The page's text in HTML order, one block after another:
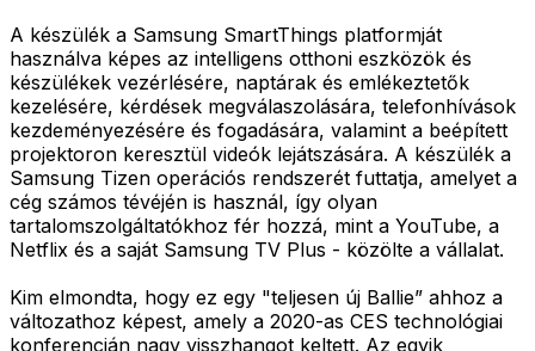
A készülék a Samsung SmartThings platformját
használva képes az intelligens otthoni eszközök és
készülékek vezérlésére, naptárak és emlékeztetők
kezelésére, kérdések megválaszolására, telefonhívások
kezdeményezésére és fogadására, valamint a beépített
projektoron keresztül videók lejátszására. A készülék a
Samsung Tizen operációs rendszerét futtatja, amelyet a
cég számos tévéjén is használ, így olyan
tartalomszolgáltatókhoz fér hozzá, mint a YouTube, a
Netflix és a saját Samsung TV Plus - közölte a vállalat.
Kim elmondta, hogy ez egy "teljesen új Ballie” ahhoz a
változathoz képest, amely a 2020-as CES technológiai
konferencián nagy visszhangot keltett. Az egyik